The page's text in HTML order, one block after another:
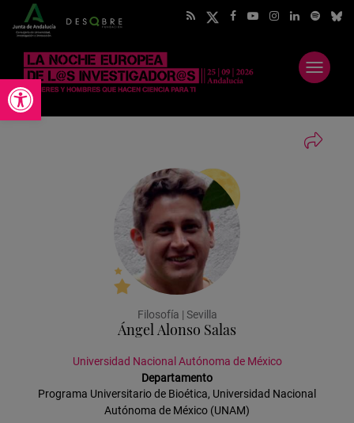
Abrir barra de herramientas
Abrir
menú
Filosofía | Sevilla
Ángel Alonso Salas
Universidad Nacional Autónoma de México
Departamento
Programa Universitario de Bioética, Universidad Nacional
Autónoma de México (UNAM)